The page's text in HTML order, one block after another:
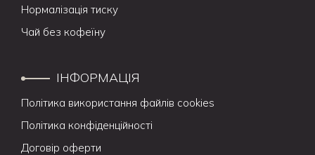
Нормалізація тиску
Чай без кофеїну
ІНФОРМАЦІЯ
Політика використання файлів cookies
Політика конфіденційності
Договір оферти